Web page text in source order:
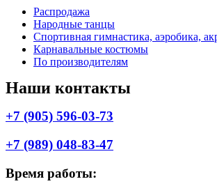
МенюРаспродажа
Народные танцы
Спортивная гимнастика, аэробика,
Карнавальные костюмы
По производителям
Наши контакты
+7 (905) 596-03-73
+7 (989) 048-83-47
Время работы: